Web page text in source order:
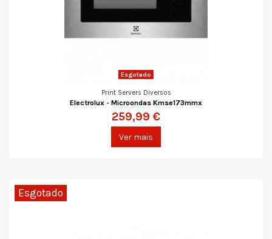
Esgotado
Print Servers Diversos
Electrolux - Microondas Kmse173mmx
259,99 €
Ver mais
Esgotado